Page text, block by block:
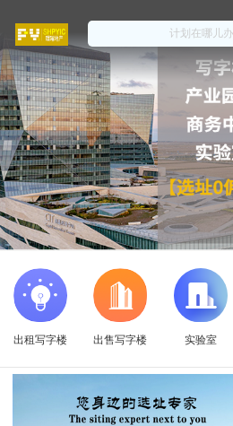
出租写字楼 出售写字楼 实验室